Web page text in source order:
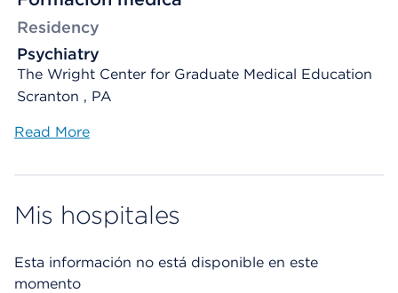
Residency
Psychiatry
The Wright Center for Graduate Medical Education
Scranton , PA
Read More
Mis hospitales
Esta información no está disponible en este
momento